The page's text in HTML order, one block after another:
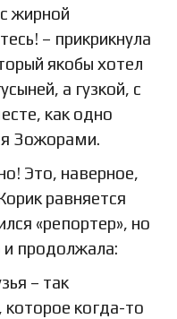
жирной
– прикрикнула
якобы хотел
а гузкой, с
как одно
Зожорами.
Это, наверное,
равняется
«репортер», но
и продолжала:
– так
когда-то